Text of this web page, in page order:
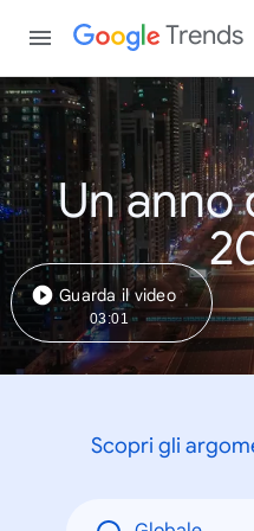
Trends
Un anno
Guarda il video
03:01
Scopri gli